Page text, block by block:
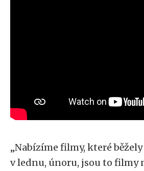
„Nabízíme filmy, které
v lednu, únoru, jsou to filmy